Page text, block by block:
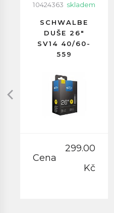
10424363 skladem
SCHWALBE
DUŠE 26"
SV14 40/60-
559
VENTILEK
60MM
Cena
299.00
Kč